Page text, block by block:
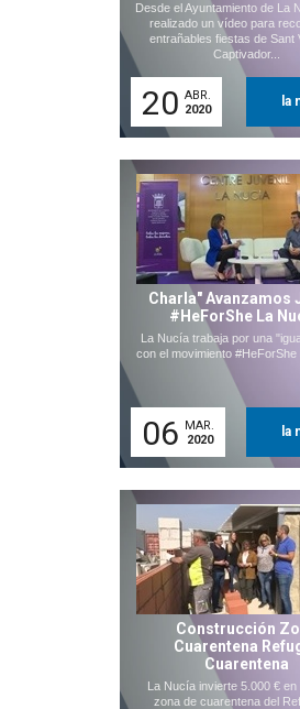
Desde el Ayuntamiento de La
realizado un vídeo para
entrañables fiestas de Sant
Captivador...
20 ABR.
2020
la
Charla" Avanzamos
#HeForShe La
La Nucía trabaja por una
con el movimiento #HeForShe
06 MAR.
2020
la
Construcción
Cuarentena
Cuarentena
La Nucía invierte 5.000 € en
zona de cuarentena del